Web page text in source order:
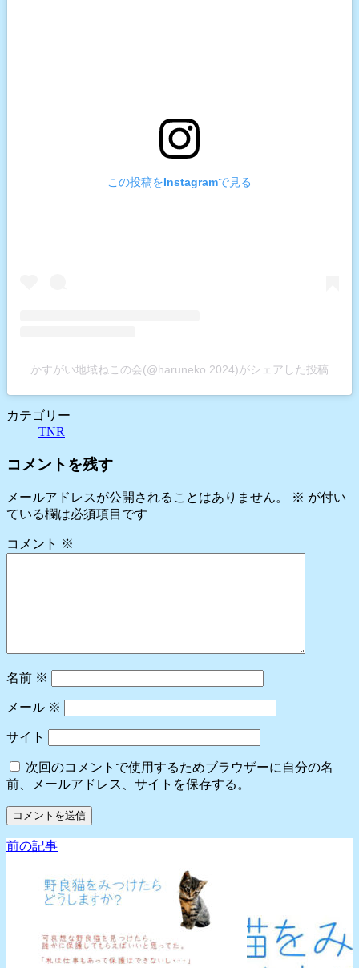
この投稿をInstagramで見る
かすがい地域ねこの会(@haruneko.2024)がシェアした投稿
カテゴリー
TNR
コメントを残す
メールアドレスが公開されることはありません。 ※ が付い
ている欄は必須項目です
コメント ※
名前 ※
メール ※
サイト
次回のコメントで使用するためブラウザーに自分の名
前、メールアドレス、サイトを保存する。
前の記事